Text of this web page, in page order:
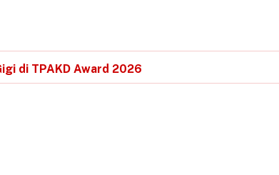
di TPAKD Award 2026